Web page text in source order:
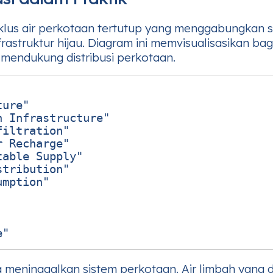
air perkotaan tertutup yang menggabungkan
hijau. Diagram ini memvisualisasikan
distribusi perkotaan.
Infrastructure"
Recharge"
Supply"
sistem perkotaan. Air limbah